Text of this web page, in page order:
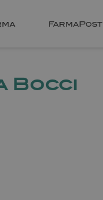
FarmaPost
Bocci